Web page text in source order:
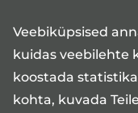
Veebiküpsised
kuidas veebilehte
koostada
kohta, kuvada
Kümne aasta
oluliseimaks
pakub laia
kui Tallinnas.